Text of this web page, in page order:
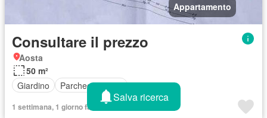
Appartamento
Consultare il prezzo
Aosta
50 m²
Giardino
Parcheggio auto
1 settimana, 1 giorno fa in Immobiliare.it
Salva ricerca